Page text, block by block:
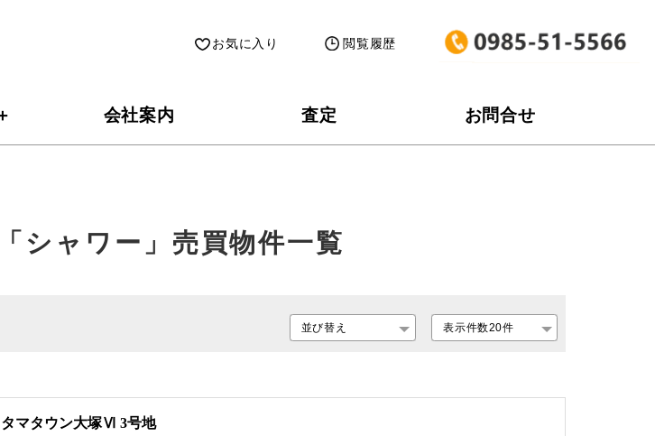
お気に入り 閲覧履歴
会社案内 査定 お問合せ
「シャワー」売買物件一覧
タマタウン大塚Ⅵ 3号地